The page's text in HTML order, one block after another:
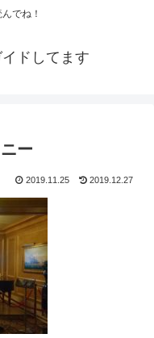
でね！
ドしてます
ー
2019.11.25 2019.12.27